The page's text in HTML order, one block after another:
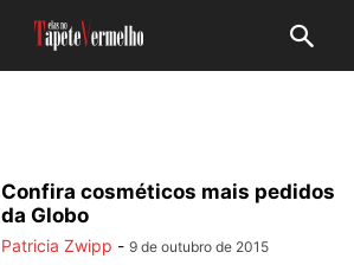
Confira cosméticos mais pedidos
da Globo
Patricia Zwipp - 9 de outubro de 2015